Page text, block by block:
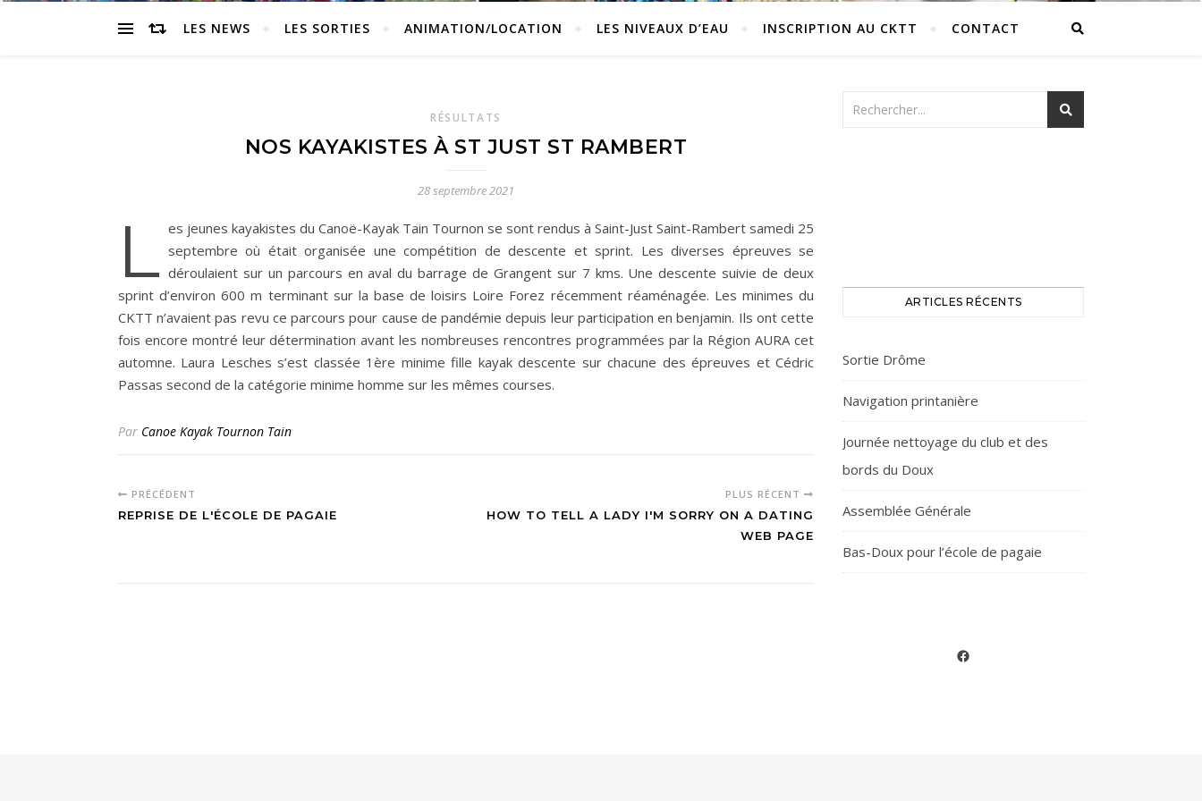
LES NEWS LES SORTIES ANIMATION/LOCATION LES NIVEAUX D’EAU INSCRIPTION AU CKTT CONTACT
RÉSULTATS
NOS KAYAKISTES À ST JUST ST RAMBERT
28 septembre 2021
L es jeunes kayakistes du Canoë-Kayak Tain Tournon se sont rendus à Saint-Just Saint-Rambert samedi 25
septembre où était organisée une compétition de descente et sprint. Les diverses épreuves se
déroulaient sur un parcours en aval du barrage de Grangent sur 7 kms. Une descente suivie de deux
sprint d’environ 600 m terminant sur la base de loisirs Loire Forez récemment réaménagée. Les minimes du
CKTT n’avaient pas revu ce parcours pour cause de pandémie depuis leur participation en benjamin. Ils ont cette
fois encore montré leur détermination avant les nombreuses rencontres programmées par la Région AURA cet
automne. Laura Lesches s’est classée 1ère minime fille kayak descente sur chacune des épreuves et Cédric
Passas second de la catégorie minime homme sur les mêmes courses.
Par Canoe Kayak Tournon Tain
PRÉCÉDENT
REPRISE DE L'ÉCOLE DE PAGAIE
PLUS RÉCENT
HOW TO TELL A LADY I'M SORRY ON A DATING
WEB PAGE
ARTICLES RÉCENTS
Sortie Drôme
Navigation printanière
Journée nettoyage du club et des
bords du Doux
Assemblée Générale
Bas-Doux pour l’école de pagaie
Facebook